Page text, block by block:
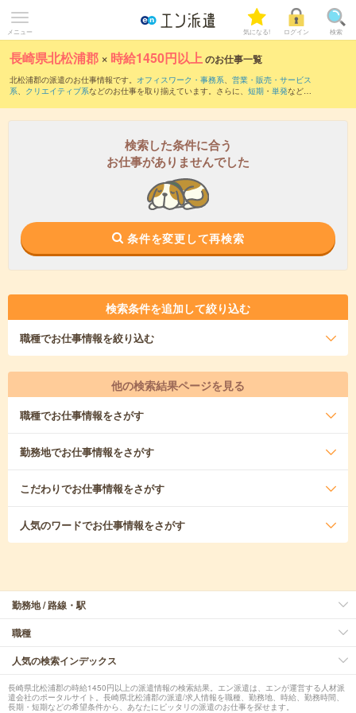
メニュー 気になる! ログイン 検索
長崎県北松浦郡 × 時給1450円以上のお仕事一覧
北松浦郡の派遣のお仕事情報です。 オフィスワーク・事務系、 営業・販売・サービス
系、 クリエイティブ系などのお仕事を取り揃えています。さらに、 短期 ・ 単発などの
検索した条件に合う
お仕事がありませんでした
条件を変更して再検索
検索条件を追加して絞り込む
職種でお仕事情報を絞り込む
他の検索結果ページを見る
職種でお仕事情報をさがす
勤務地でお仕事情報をさがす
こだわりでお仕事情報をさがす
人気のワードでお仕事情報をさがす
勤務地 / 路線・駅
職種
人気の検索インデックス
長崎県北松浦郡の時給1450円以上の派遣情報の検索結果。エン派遣は、エンが運営する人材派
遣会社のポータルサイト。長崎県北松浦郡の派遣/求人情報を職種、勤務地、時給、勤務時間、
長期・短期などの希望条件から、あなたにピッタリの派遣のお仕事を探せます。